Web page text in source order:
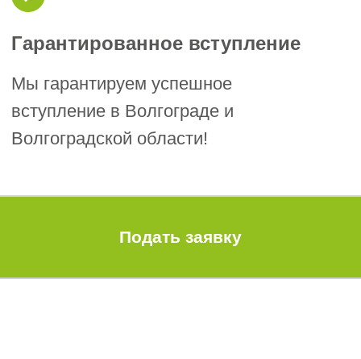
Вступительный взнос 10 т. ₽;
Взнос в КФ возмещения вреда от 100 т. ₽
Взнос в КФ договорных обязательств от
200 т. ₽
Членские взносы: от 7 т. ₽
Точные размеры взносов рекомендуем
уточнять на момент обращения, так как
Основной перечень
документов для